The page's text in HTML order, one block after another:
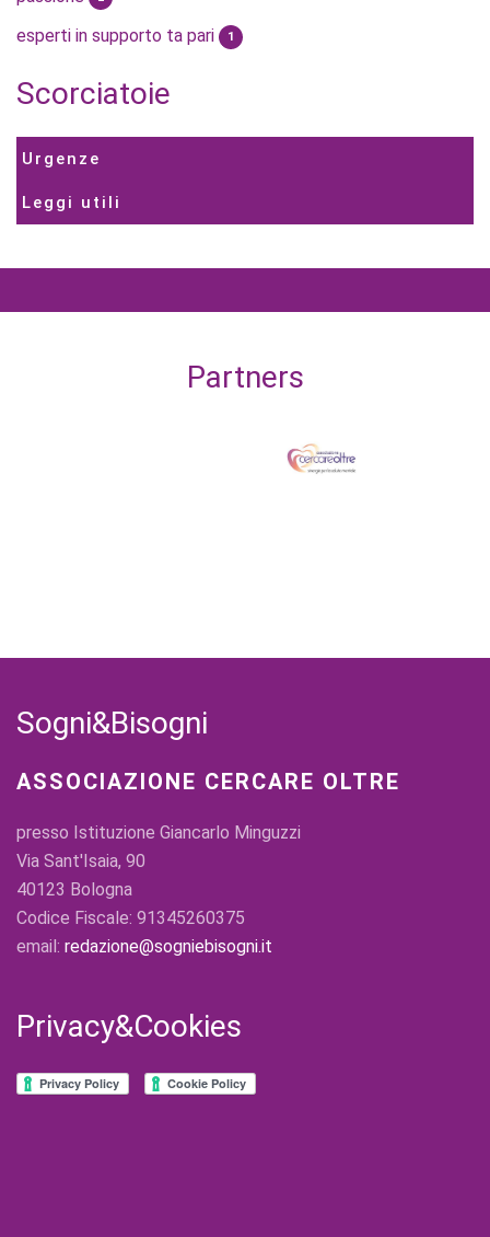
esperti in supporto ta pari 1
Scorciatoie
Urgenze
Leggi utili
Partners
Sogni&Bisogni
ASSOCIAZIONE CERCARE OLTRE
presso Istituzione Giancarlo Minguzzi
Via Sant'Isaia, 90
40123 Bologna
Codice Fiscale: 91345260375
email: redazione@sogniebisogni.it
Privacy&Cookies